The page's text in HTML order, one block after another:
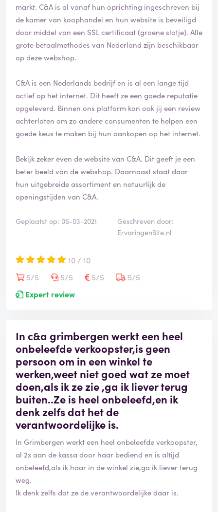
markt. C&A is al vanaf hun oprichting ingeschreven bij
de kamer van koophandel en hun website is beveiligd
door middel van een SSL certificaat (groene slotje). Alle
grote betaalmethodes van Nederland zijn beschikbaar
op deze webshop.
C&A is een Nederlands bedrijf en is al een lange tijd
actief op het internet. Dit heeft ze een goede reputatie
opgeleverd. Binnen ons platform kan ook jij een review
achterlaten om zo andere consumenten te helpen een
goede keus te maken bij hun aankopen op het internet.
Bekijk zeker even de website van C&A. Dit geeft je een
beter beeld van de webshop. Daarnaast staat daar
hun uitgebreide assortiment en natuurlijk de
openingstijden van C&A.
Geplaatst op: 05-03-2021
Geschreven door:
ErvaringenSite.nl
10 / 10
5/5
5/5 5/5
5/5
Expert review
In c&a grimbergen werkt een heel
onbeleefde verkoopster,is geen
persoon om in een winkel te
werken,weet niet goed wat ze moet
doen,als ik ze zie ,ga ik liever terug
buiten..Ze is heel onbeleefd,en ik
denk zelfs dat het de
verantwoordelijke is.
In Grimbergen werkt een heel onbeleefde verkoopster,
al 2x aan de kassa door haar bediend en is altijd
onbeleefd,als ik haar in de winkel zie,ga ik liever terug
weg.
Ik denk zelfs dat ze de verantwoordelijke daar is.